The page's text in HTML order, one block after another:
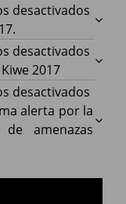
Cauca
con
de
desactivados
ACIN
DE
desactivados
Hacía
la
2017
desactivados
alerta por la
amenazas